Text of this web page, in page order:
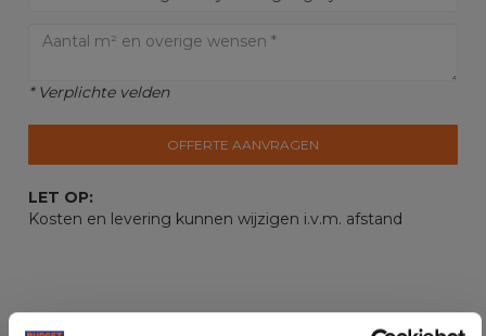
* Verplichte velden
OFFERTE AANVRAGEN
LET OP:
Kosten en levering kunnen wijzigen i.v.m. afstand